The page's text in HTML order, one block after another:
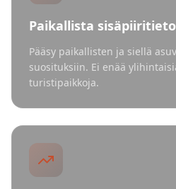
Paikallista
Pääsy paikallisten ja siellä
suosituksiin. Ei enää
turistipaikkoja.